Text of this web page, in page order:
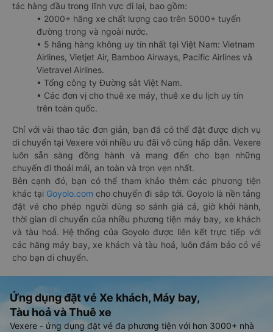
tác hàng đầu trong lĩnh vực đi lại, bao gồm:
• 2000+ hãng xe chất lượng cao trên 5000+ tuyến
đường trong và ngoài nước.
• 5 hãng hàng không uy tín nhất tại Việt Nam: Vietnam
Airlines, Vietjet Air, Bamboo Airways, Pacific Airlines và
Vietravel Airlines.
• Tổng công ty Đường sắt Việt Nam.
• Các đơn vị cho thuê xe máy, thuê xe du lịch uy tín
trên toàn quốc.
Chỉ với vài thao tác đơn giản, bạn đã có thể đặt được dịch vụ
di chuyển tại Vexere với nhiều ưu đãi vô cùng hấp dẫn. Vexere
luôn sẵn sàng đồng hành và mang đến cho bạn những
chuyến đi thoải mái, an toàn và trọn vẹn nhất.
Bên cạnh đó, bạn có thể tham khảo thêm các phương tiện
khác tại Goyolo.com cho chuyến đi sắp tới. Goyolo là nền tảng
đặt vé cho phép người dùng so sánh giá cả, giờ khởi hành,
thời gian di chuyển của nhiều phương tiện máy bay, xe khách
và tàu hoả. Hệ thống của Goyolo được liên kết trực tiếp với
các hãng máy bay, xe khách và tàu hoả, luôn đảm bảo có vé
cho bạn di chuyển.
Ứng dụng đặt vé Xe khách, Máy bay,
Tàu hoả và Thuê xe
Vexere - ứng dụng đặt vé đa phương tiện với hơn 3000+ nhà